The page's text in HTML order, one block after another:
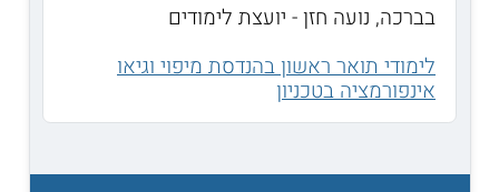
בברכה, נועה חזן - יועצת לימודים
לימודי תואר ראשון בהנדסת מיפוי וגיאו
אינפורמציה בטכניון